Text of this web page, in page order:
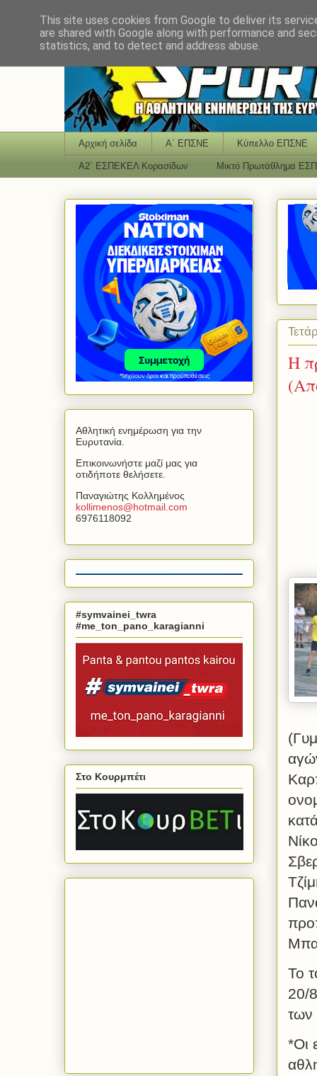
Αρχική σελίδα Α΄ ΕΠΣΝΕ Κύπελλο ΕΠΣΝΕ
Α2΄ ΕΣΠΕΚΕΛ Κορασίδων Μικτό Πρωτάθλημα
Η
Το
20/
*Οι
Αθλητική ενημέρωση για την
Ευρυτανία.
Επικοινωνήστε μαζί μας για
οτιδήποτε θελήσετε.
Παναγιώτης Κολλημένος
kollimenos@hotmail com
6976118092
#symvainei_twra
#me_ton_pano_karagianni
Στο Κουρμπέτι
This site uses cookies from Google to deliver its
are shared with Google along with performance and
statistics, and to detect and address abuse.